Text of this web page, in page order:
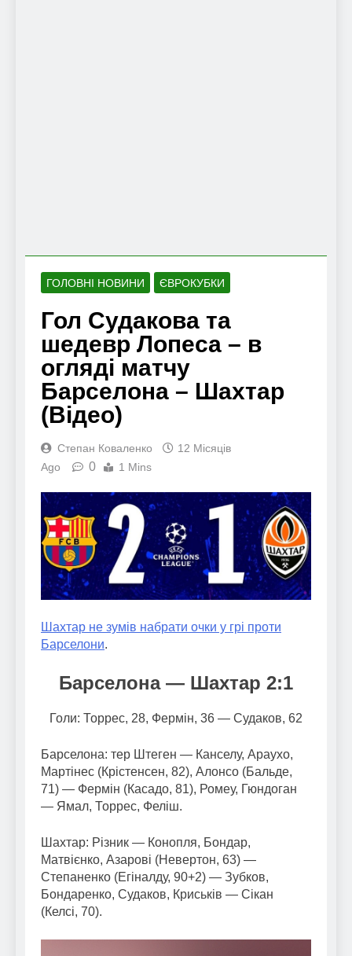
ГОЛОВНІ НОВИНИ ЄВРОКУБКИ
Гол Судакова та
шедевр Лопеса – в
огляді матчу
Барселона – Шахтар
(Відео)
Степан Коваленко
12 Місяців
Ago
0 1 Mins
Шахтар не зумів набрати очки у грі проти
Барселони.
Барселона — Шахтар 2:1
Голи: Торрес, 28, Фермін, 36 — Судаков, 62
Барселона: тер Штеген — Канселу, Араухо,
Мартінес (Крістенсен, 82), Алонсо (Бальде,
71) — Фермін (Касадо, 81), Ромеу, Гюндоган
— Ямал, Торрес, Феліш.
Шахтар: Різник — Конопля, Бондар,
Матвієнко, Азарові (Невертон, 63) —
Степаненко (Егіналду, 90+2) — Зубков,
Бондаренко, Судаков, Криськів — Сікан
(Келсі, 70).